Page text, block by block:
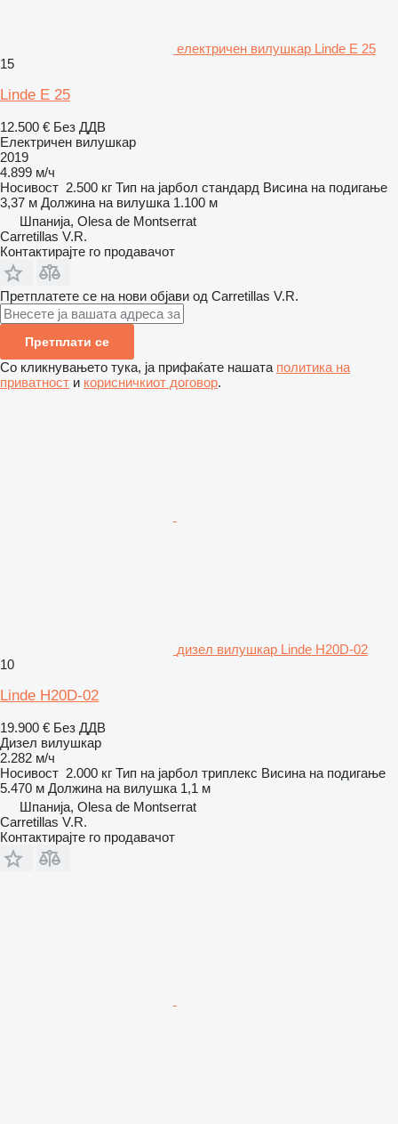
електричен вилушкар Linde E 25
15
Linde E 25
12.500 € Без ДДВ
Електричен вилушкар
2019
4.899 м/ч
Носивост 2.500 кг Тип на јарбол стандард Висина на подигање
3,37 м Должина на вилушка 1.100 м
Шпанија, Olesa de Montserrat
Carretillas V.R.
Контактирајте го продавачот
Претплатете се на нови објави од Carretillas V.R.
Претплати се
Со кликнувањето тука, ја прифаќате нашата политика на
приватност и корисничкиот договор.
дизел вилушкар Linde H20D-02
10
Linde H20D-02
19.900 € Без ДДВ
Дизел вилушкар
2.282 м/ч
Носивост 2.000 кг Тип на јарбол триплекс Висина на подигање
5.470 м Должина на вилушка 1,1 м
Шпанија, Olesa de Montserrat
Carretillas V.R.
Контактирајте го продавачот